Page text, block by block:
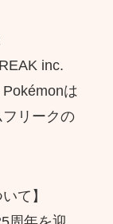
inc.​
は
リークの
て】